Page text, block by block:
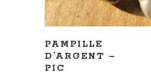
PAMPILLE
D’ARGENT –
PIC